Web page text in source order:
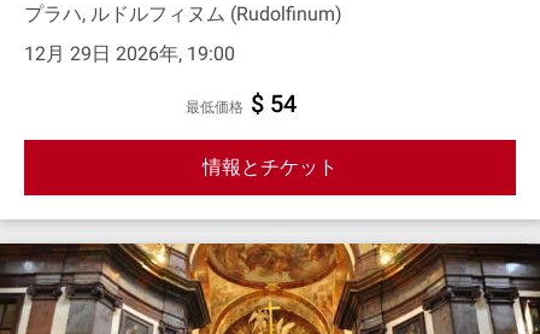
プラハ, ルドルフィヌム (Rudolfinum)
12月 29日 2026年, 19:00
最低価格 $ 54
情報とチケット